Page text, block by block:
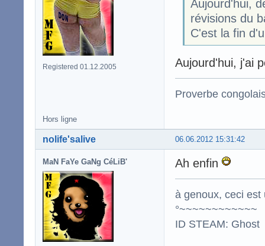
Registered 01.12.2005
Aujourd'hui,
révisions du
C'est la fin
Aujourd'hui, j'ai
Proverbe
Hors ligne
06.06.2012 15:31:42
nolife'salive
MaN FaYe GaNg CéLiB' Ah enfin
à genoux, ceci est
°~~~~~~~~~~~~
ID STEAM: Ghost